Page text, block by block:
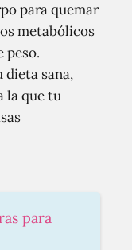
para quemar
metabólicos
peso.
dieta sana,
la que tu
para